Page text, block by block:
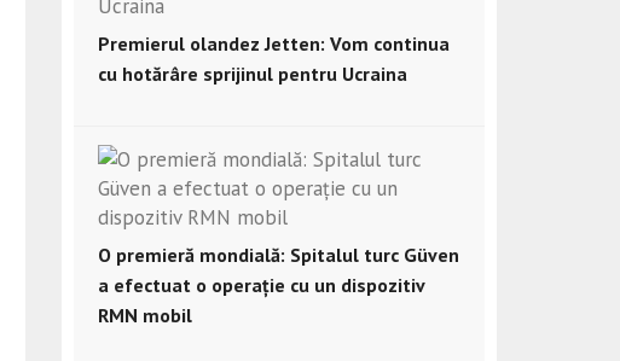
Premierul olandez Jetten: Vom continua
cu hotărâre sprijinul pentru Ucraina
O premieră mondială: Spitalul turc Güven
a efectuat o operație cu un dispozitiv
RMN mobil